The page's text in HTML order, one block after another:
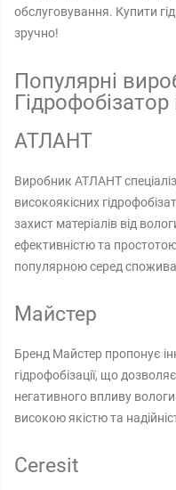
обслуговування. Купити
зручно!
Популярні
Гідрофобізатор
АТЛАНТ
Виробник АТЛАНТ
високоякісних
захист матеріалів від
ефективністю та
популярною серед
Майстер
Бренд Майстер пропонує
гідрофобізації, що
негативного впливу
високою якістю та
Ceresit